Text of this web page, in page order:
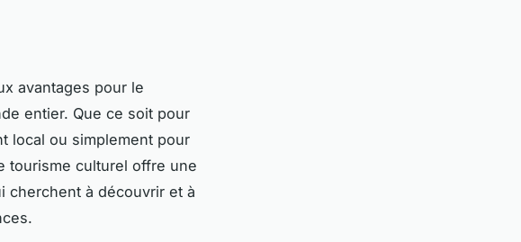
avantages pour le
entier. Que ce soit pour
local ou simplement pour
tourisme culturel offre une
cherchent à découvrir et à